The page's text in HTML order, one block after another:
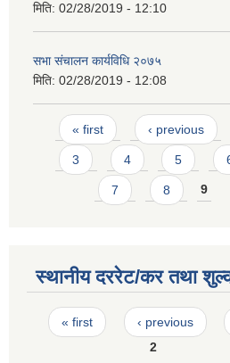
मिति: 02/28/2019 - 12:10
सभा संचालन कार्यविधि २०७५
मिति: 02/28/2019 - 12:08
Pages
« first ‹ previous
3 4 5
7 8 9
स्थानीय दररेट/कर तथा
Pages
« first ‹ previous
2